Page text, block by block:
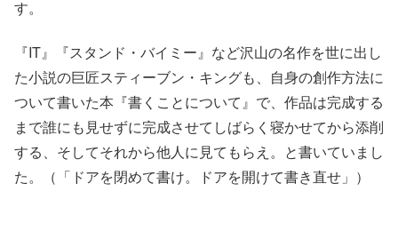
す。
『IT』『スタンド・バイミー』など沢山の名作を世に出し
た小説の巨匠スティーブン・キングも、自身の創作方法に
ついて書いた本『書くことについて』で、作品は完成する
まで誰にも見せずに完成させてしばらく寝かせてから添削
する、そしてそれから他人に見てもらえ。と書いていまし
た。（「ドアを閉めて書け。ドアを開けて書き直せ」）